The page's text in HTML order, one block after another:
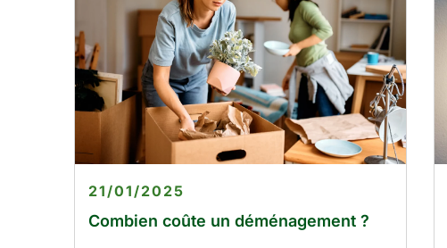
Combien coûte un déménagement ?
21/01/2025